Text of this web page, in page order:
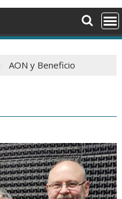
AON y Beneficio